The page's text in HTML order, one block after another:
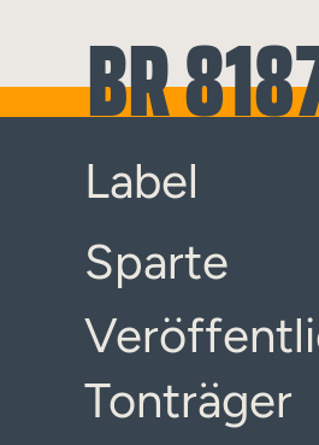
BR
Label
Sparte
Tonträger